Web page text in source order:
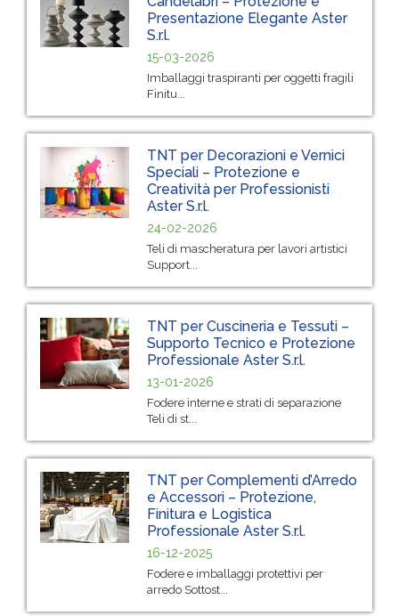
Presentazione Elegante Aster
S.r.l.
15-03-2026
Imballaggi traspiranti per oggetti fragili
Finitu...
TNT per Decorazioni e Vernici
Speciali – Protezione e
Creatività per Professionisti
Aster S.r.l.
24-02-2026
Teli di mascheratura per lavori artistici
Support...
TNT per Cuscineria e Tessuti –
Supporto Tecnico e Protezione
Professionale Aster S.r.l.
13-01-2026
Fodere interne e strati di separazione
Teli di st...
TNT per Complementi d’Arredo
e Accessori – Protezione,
Finitura e Logistica
Professionale Aster S.r.l.
16-12-2025
Fodere e imballaggi protettivi per
arredo Sottost...